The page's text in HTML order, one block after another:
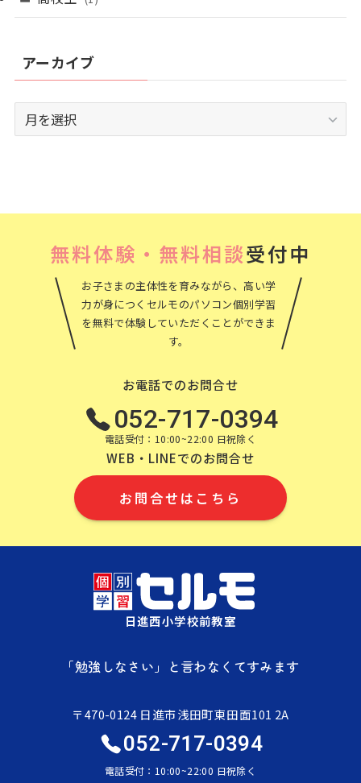
アーカイブ
ー
無料体験・無料相談受付中
お子さまの主体性を育みながら、高い学
力が身につくセルモのパソコン個別学習
を無料で体験していただくことができま
す。
お電話でのお問合せ
052-717-0394
電話受付：10:00~22:00 日祝除く
WEB・LINEでのお問合せ
お問合せはこちら
日進西小学校前教室
「勉強しなさい」と言わなくてすみます
〒470-0124 日進市浅田町東田面101 2A
052-717-0394
電話受付：10:00~22:00 日祝除く